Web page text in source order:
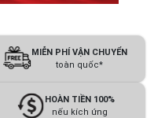
MIỄN PHÍ VẬN CHUYỂN
toàn quốc*
HOÀN TIỀN 100%
nếu kích ứng